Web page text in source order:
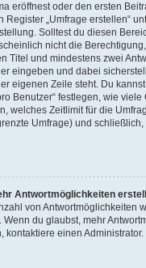
eröffnest oder den ersten
Register „Umfrage erstellen“
Solltest du diesen
nicht die
Titel und mindestens zwei
eingeben und dabei
eigenen Zeile steht. Du
Benutzer“ festlegen, wie viele
welches Zeitlimit für die
Umfrage) und
Antwortmöglichkeiten
von Antwortmöglichkeiten
du glaubst, mehr
kontaktiere einen Administrator.